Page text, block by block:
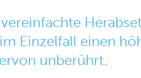
Einzelfall einen
unberührt.